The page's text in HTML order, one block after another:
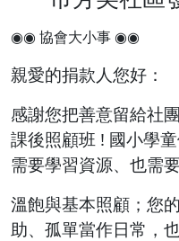
◉◉ 協會大小事 ◉◉
親愛的捐款人您好：
感謝您把善意留給社
課後照顧班 ! 國小學
需要學習資源、 也需
溫飽與基本照顧；您
助、孤單當作日常，